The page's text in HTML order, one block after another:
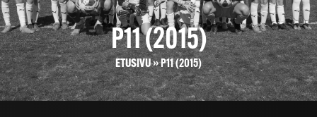
P11 (2015)
ETUSIVU»P11 (2015)